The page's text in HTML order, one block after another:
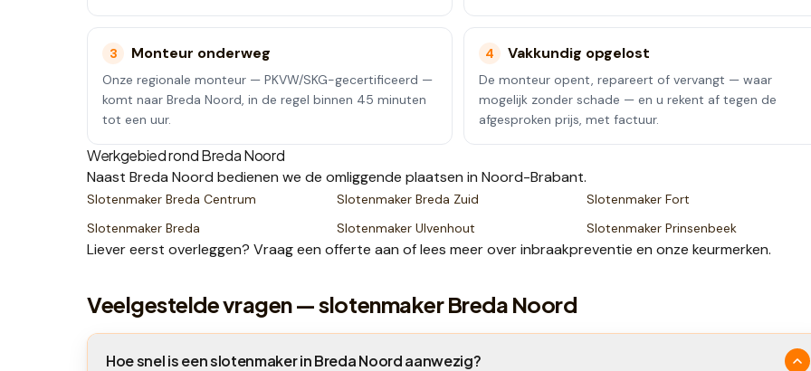
3 Monteur onderweg
Onze regionale monteur — PKVW/SKG-gecertificeerd —
komt naar Breda Noord, in de regel binnen 45 minuten
tot een uur.
4 Vakkundig opgelost
De monteur opent, repareert of vervangt — waar
mogelijk zonder schade — en u rekent af tegen de
afgesproken prijs, met factuur.
Werkgebied rondBreda Noord
Naast Breda Noord bedienen we de omliggende plaatsen in Noord-Brabant.
Slotenmaker Breda Centrum Slotenmaker Breda Zuid Slotenmaker Fort
Slotenmaker Breda Slotenmaker Ulvenhout Slotenmaker Prinsenbeek
Liever eerst overleggen? Vraag een offerte aan of lees meer overinbraakpreventie en onze keurmerken.
Veelgestelde vragen — slotenmaker Breda Noord
Hoe snel is een slotenmaker in Breda Noord aanwezig?